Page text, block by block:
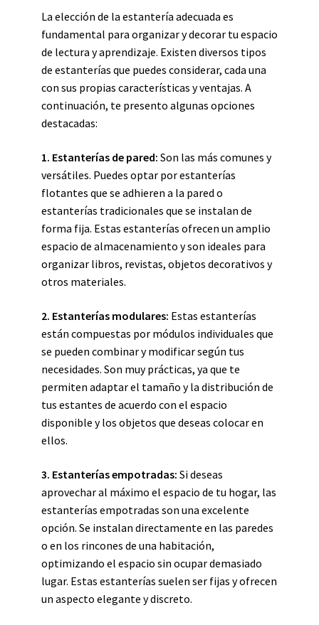
La elección de la estantería adecuada es
fundamental para organizar y decorar tu espacio
de lectura y aprendizaje. Existen diversos tipos
de estanterías que puedes considerar, cada una
con sus propias características y ventajas. A
continuación, te presento algunas opciones
destacadas:
1. Estanterías de pared: Son las más comunes y
versátiles. Puedes optar por estanterías
flotantes que se adhieren a la pared o
estanterías tradicionales que se instalan de
forma fija. Estas estanterías ofrecen un amplio
espacio de almacenamiento y son ideales para
organizar libros, revistas, objetos decorativos y
otros materiales.
2. Estanterías modulares: Estas estanterías
están compuestas por módulos individuales que
se pueden combinar y modificar según tus
necesidades. Son muy prácticas, ya que te
permiten adaptar el tamaño y la distribución de
tus estantes de acuerdo con el espacio
disponible y los objetos que deseas colocar en
ellos.
3. Estanterías empotradas: Si deseas
aprovechar al máximo el espacio de tu hogar, las
estanterías empotradas son una excelente
opción. Se instalan directamente en las paredes
o en los rincones de una habitación,
optimizando el espacio sin ocupar demasiado
lugar. Estas estanterías suelen ser fijas y ofrecen
un aspecto elegante y discreto.